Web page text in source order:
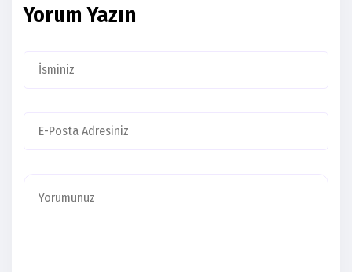
Yorum Yazın